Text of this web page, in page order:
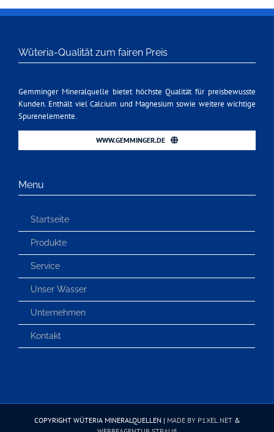
Wüteria-Qualität zum fairen Preis
Gemminger Mineralquelle bietet höchste Qualität für preisbewusste
Kunden. Enthält viel Calcium und Magnesium sowie weitere wichtige
Spurenelemente.
WWW.GEMMINGER.DE
Menu
Startseite
Produkte
Service
Unser Wasser
Unternehmen
Kontakt
COPYRIGHT WÜTERIA MINERALQUELLEN | MADE BY P1XEL.NET&